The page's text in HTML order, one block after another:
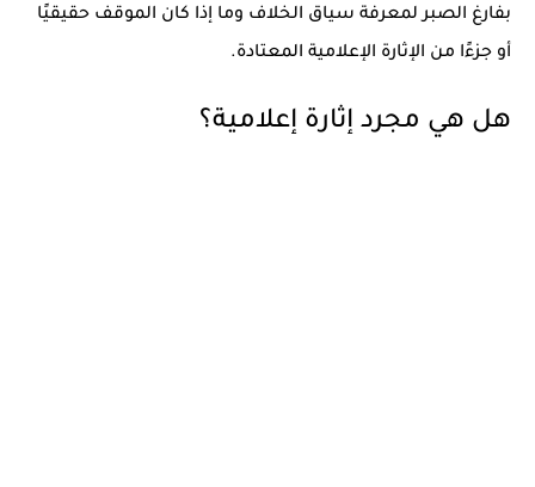
بفارغ الصبر لمعرفة سياق الخلاف وما إذا كان الموقف حقيقيًا
أو جزءًا من الإثارة الإعلامية المعتادة.
هل هي مجرد إثارة إعلامية؟